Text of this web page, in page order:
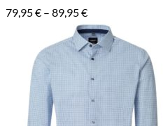
79,95€ – 89,95€Hintaluokka:
79,95 €
-
89,95 €